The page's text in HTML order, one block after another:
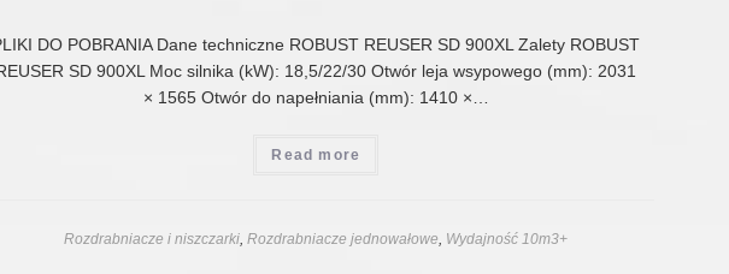
DO POBRANIA Dane techniczne ROBUST REUSER SD 900XL Zalety ROBUST
SD 900XL Moc silnika (kW): 18,5/22/30 Otwór leja wsypowego (mm): 2031
× 1565 Otwór do napełniania (mm): 1410 ×…
Read more
Rozdrabniacze i niszczarki,Rozdrabniacze jednowałowe, Wydajność 10m3+